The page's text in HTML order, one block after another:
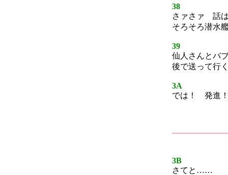
38
さァさァ 話
そろそろ潜水
39
仙人さんとバ
後で送って行
3A
では！ 発進
3B
さてと……